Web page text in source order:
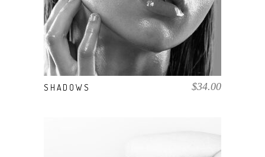
SHADOWS $34.00